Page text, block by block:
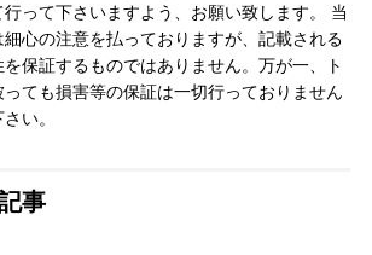
って下さいますよう、お願い致します。 当
心の注意を払っておりますが、記載される
保証するものではありません。万が一、ト
ても損害等の保証は一切行っておりません
い。
事